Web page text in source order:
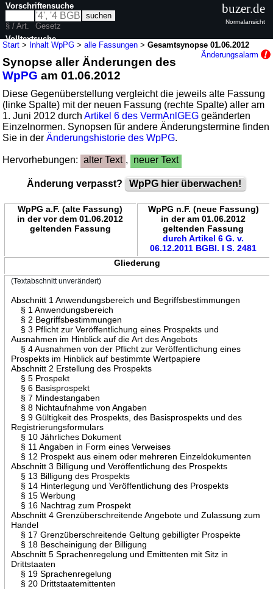
Start > Inhalt WpPG >alle Fassungen >Gesamtsynopse 01.06.2012
Änderungsalarm
Synopse aller Änderungen des
WpPG am 01.06.2012
Diese Gegenüberstellung vergleicht die jeweils alte Fassung
(linke Spalte) mit der neuen Fassung (rechte Spalte) aller am
1. Juni 2012 durchArtikel 6 des VermAnlGEG geänderten
Einzelnormen. Synopsen für andere Änderungstermine finden
Sie in derÄnderungshistorie des WpPG.
Hervorhebungen: alter Text , neuer Text
Änderung verpasst? WpPG hier überwachen!
WpPG a.F. (alte Fassung)
in der vor dem 01.06.2012
geltenden Fassung
WpPG n.F. (neue Fassung)
in der am 01.06.2012
geltenden Fassung
durch Artikel 6 G. v.
06.12.2011 BGBl. I S. 2481
Gliederung
(Textabschnitt unverändert)
Abschnitt 1 Anwendungsbereich und Begriffsbestimmungen
§ 1 Anwendungsbereich
§ 2 Begriffsbestimmungen
§ 3 Pflicht zur Veröffentlichung eines Prospekts und
Ausnahmen im Hinblick auf die Art des Angebots
§ 4 Ausnahmen von der Pflicht zur Veröffentlichung eines
Prospekts im Hinblick auf bestimmte Wertpapiere
Abschnitt 2 Erstellung des Prospekts
§ 5 Prospekt
§ 6 Basisprospekt
§ 7 Mindestangaben
§ 8 Nichtaufnahme von Angaben
§ 9 Gültigkeit des Prospekts, des Basisprospekts und des
Registrierungsformulars
§ 10 Jährliches Dokument
§ 11 Angaben in Form eines Verweises
§ 12 Prospekt aus einem oder mehreren Einzeldokumenten
Abschnitt 3 Billigung und Veröffentlichung des Prospekts
§ 13 Billigung des Prospekts
§ 14 Hinterlegung und Veröffentlichung des Prospekts
§ 15 Werbung
§ 16 Nachtrag zum Prospekt
Abschnitt 4 Grenzüberschreitende Angebote und Zulassung zum
Handel
§ 17 Grenzüberschreitende Geltung gebilligter Prospekte
§ 18 Bescheinigung der Billigung
Abschnitt 5 Sprachenregelung und Emittenten mit Sitz in
Drittstaaten
§ 19 Sprachenregelung
§ 20 Drittstaatemittenten
Vorschriftensuche
§ / Art.
Gesetz
Volltextsuche
nur in WpPG
buzer.de
Normalansicht